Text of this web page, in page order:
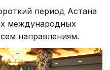
период Астана
международных
направлениям.